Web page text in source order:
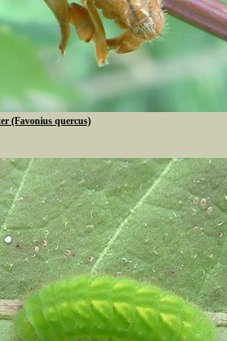
(Favonius quercus)